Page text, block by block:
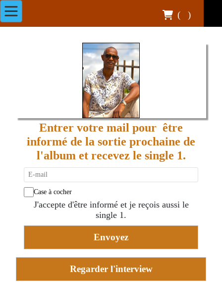
( )
Entrer votre mail pour être
informé de la sortie prochaine de
l'album et recevez le single 1.
Case à cocher
J'accepte d'être informé et je reçois aussi le
single 1.
Envoyez
Regarder l'interview